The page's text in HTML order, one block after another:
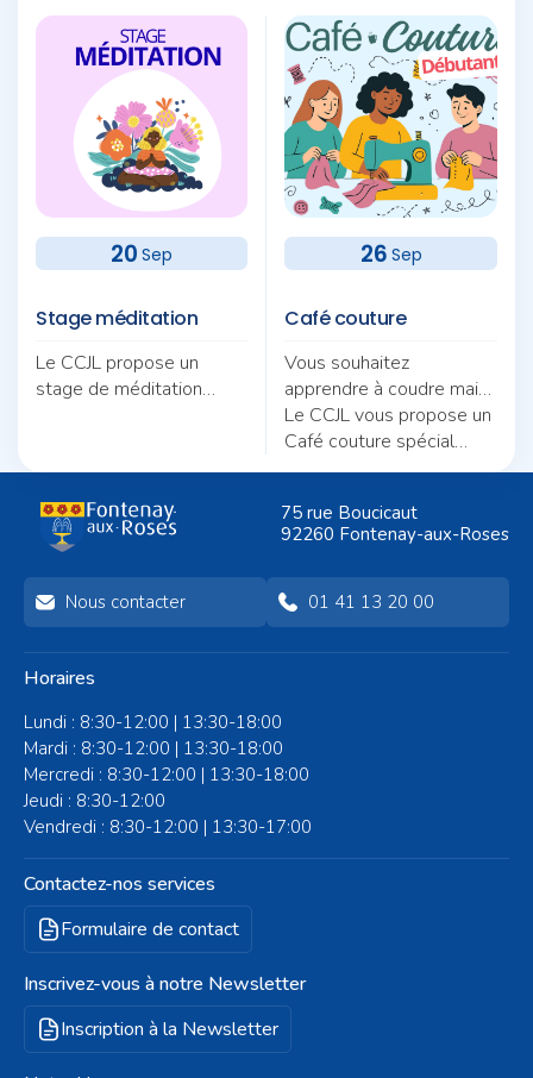
20 Sep
Stage méditation
Le CCJL propose un
stage de méditation
deux fils pour une même
26 Sep
Café couture
Vous souhaitez
apprendre à coudre mais
ne savez pas par où
commencer ?
Le CCJL vous propose un
Café couture spécial
débutants, animé par
75 rue Boucicaut
92260 Fontenay-aux-Roses
Nous contacter 01 41 13 20 00
Horaires
Lundi : 8:30-12:00 | 13:30-18:00
Mardi : 8:30-12:00 | 13:30-18:00
Mercredi : 8:30-12:00 | 13:30-18:00
Jeudi : 8:30-12:00
Vendredi : 8:30-12:00 | 13:30-17:00
Contactez-nos services
Formulaire de contact
Inscrivez-vous à notre Newsletter
Inscription à la Newsletter